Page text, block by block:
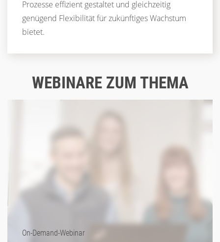
Prozesse effizient gestaltet und gleichzeitig
genügend Flexibilität für zukünftiges Wachstum
bietet.
WEBINARE ZUM THEMA
On-Demand-Webinar